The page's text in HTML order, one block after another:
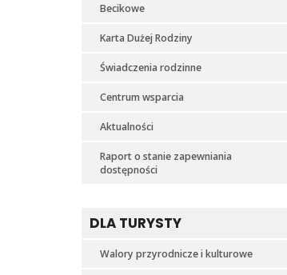
Becikowe
Karta Dużej Rodziny
Świadczenia rodzinne
Centrum wsparcia
Aktualności
Raport o stanie zapewniania
dostępności
DLA TURYSTY
Walory przyrodnicze i kulturowe